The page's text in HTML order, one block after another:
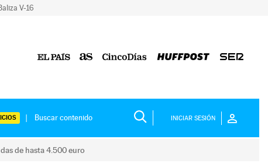
V-16
INICIAR SESIÓN
de hasta 4.500 euro